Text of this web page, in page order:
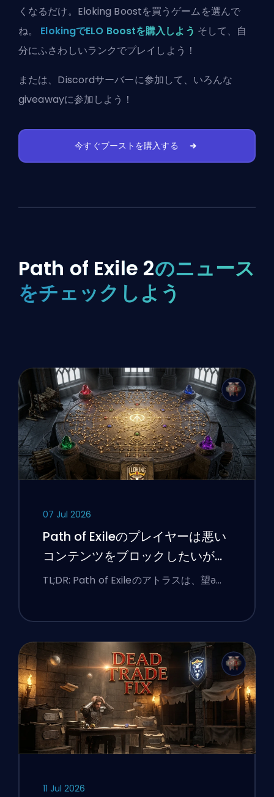
くなるだけ。Eloking Boostを買うゲームを選んで
ね。 ElokingでELO Boostを購入しよう そして、自
分にふさわしいランクでプレイしよう！
または、 Discordサーバーに参加して、いろんな
giveawayに参加しよう！
今すぐブーストを購入する
Path of Exile 2のニュース
をチェックしよう
07 Jul 2026
Path of Exileのプレイヤーは悪い
コンテンツをブロックしたいが、
UIは今もなお彼らに抵抗している
TL;DR: Path of Exileのアトラスは、望ә…
11 Jul 2026